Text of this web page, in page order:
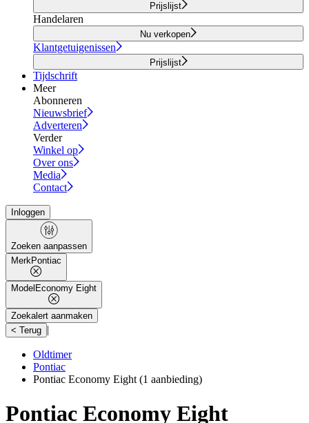
Prijslijst
Handelaren
Nu verkopen
Klantgetuigenissen
Prijslijst
Tijdschrift
Meer
Abonneren
Nieuwsbrief
Adverteren
Verder
Winkel op
Over ons
Media
Contact
Inloggen
Zoeken aanpassen
MerkPontiac
Model Economy Eight
Zoekalert aanmaken
< Terug |
Oldtimer
Pontiac
Pontiac Economy Eight (1 aanbieding)
Pontiac Economy Eight